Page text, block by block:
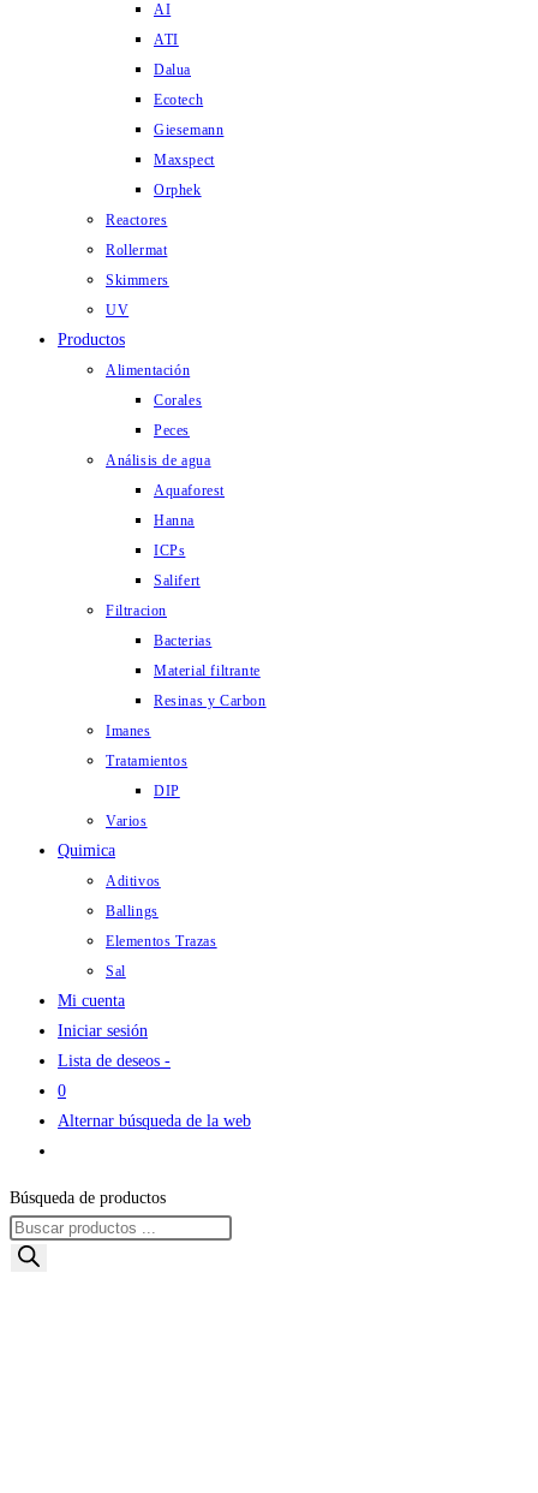
AI
ATI
Dalua
Ecotech
Giesemann
Maxspect
Orphek
Reactores
Rollermat
Skimmers
UV
Productos
Alimentación
Corales
Peces
Análisis de agua
Aquaforest
Hanna
ICPs
Salifert
Filtracion
Bacterias
Material filtrante
Resinas y Carbon
Imanes
Tratamientos
DIP
Varios
Quimica
Aditivos
Ballings
Elementos Trazas
Sal
Mi cuenta
Iniciar sesión
Lista de deseos -
0
Alternar búsqueda de la web
Búsqueda de productos